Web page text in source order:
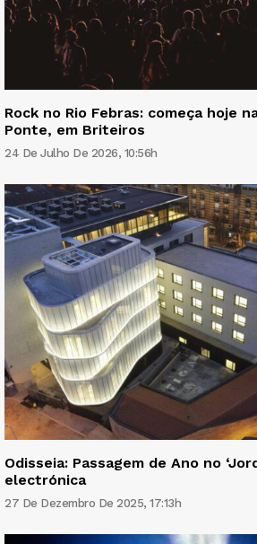
Rock no Rio Febras: começa hoje
Ponte, em Briteiros
24 De Julho De 2026, 10:56h
Odisseia: Passagem de Ano no
electrónica
27 De Dezembro De 2025, 17:13h